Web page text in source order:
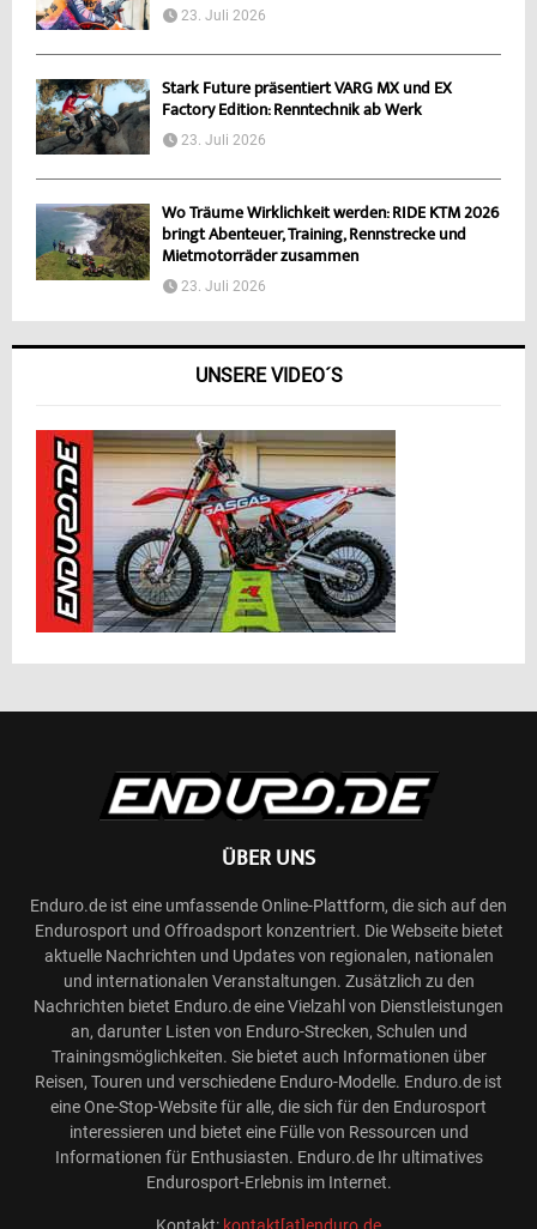
23. Juli 2026
Stark Future präsentiert VARG MX und EX
Factory Edition: Renntechnik ab Werk
23. Juli 2026
Wo Träume Wirklichkeit werden: RIDE KTM 2026
bringt Abenteuer, Training, Rennstrecke und
Mietmotorräder zusammen
23. Juli 2026
UNSERE VIDEO´S
ÜBER UNS
Enduro.de ist eine umfassende Online-Plattform, die sich auf den
Endurosport und Offroadsport konzentriert. Die Webseite bietet
aktuelle Nachrichten und Updates von regionalen, nationalen
und internationalen Veranstaltungen. Zusätzlich zu den
Nachrichten bietet Enduro.de eine Vielzahl von Dienstleistungen
an, darunter Listen von Enduro-Strecken, Schulen und
Trainingsmöglichkeiten. Sie bietet auch Informationen über
Reisen, Touren und verschiedene Enduro-Modelle. Enduro.de ist
eine One-Stop-Website für alle, die sich für den Endurosport
interessieren und bietet eine Fülle von Ressourcen und
Informationen für Enthusiasten. Enduro.de Ihr ultimatives
Endurosport-Erlebnis im Internet.